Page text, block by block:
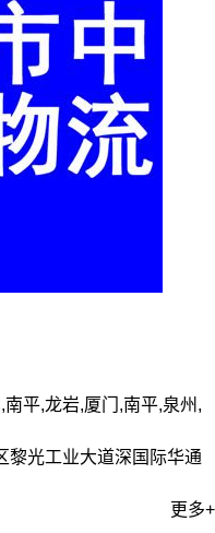
南平,龙岩,厦门,南平,泉州,
黎光工业大道深国际华通
更多+